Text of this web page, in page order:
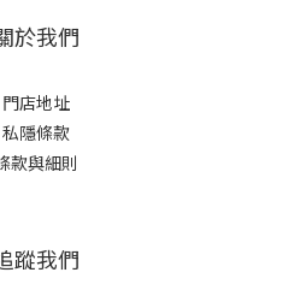
於我們
門店地址
私隱條款
款與細則
蹤我們